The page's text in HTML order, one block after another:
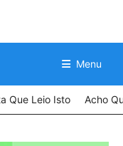
Menu
Que Leio Isto Acho